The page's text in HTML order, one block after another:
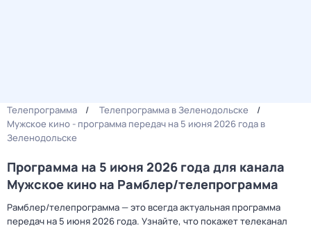
Телепрограмма
Телепрограмма в Зеленодольске
Мужское кино - программа передач на 5 июня 2026 года в
Зеленодольске
Программа на 5 июня 2026 года для канала
Мужское кино на Рамблер/телепрограмма
Рамблер/телепрограмма — это всегда актуальная программа
передач на 5 июня 2026 года. Узнайте, что покажет телеканал